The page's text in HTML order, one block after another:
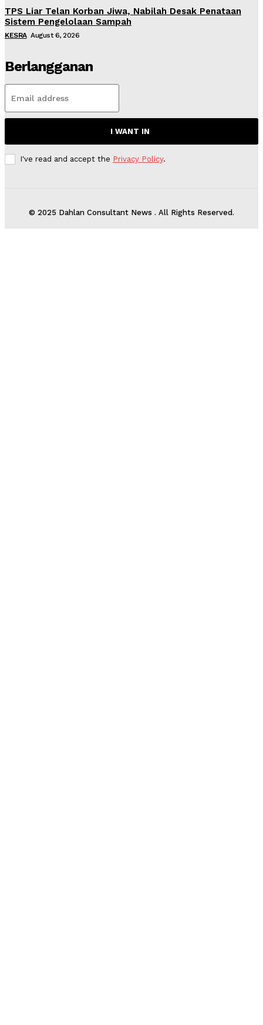
TPS Liar Telan Korban Jiwa, Nabilah Desak Penataan
Sistem Pengelolaan Sampah
KESRA August 6, 2026
Berlangganan
I WANT IN
I've read and accept the Privacy Policy.
© 2025 Dahlan Consultant News . All Rights Reserved.